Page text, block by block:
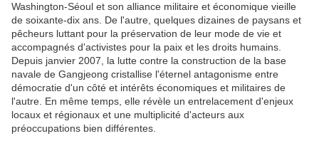
Washington-Séoul et son alliance militaire et économique vieille
de soixante-dix ans. De l'autre, quelques dizaines de paysans et
pêcheurs luttant pour la préservation de leur mode de vie et
accompagnés d'activistes pour la paix et les droits humains.
Depuis janvier 2007, la lutte contre la construction de la base
navale de Gangjeong cristallise l'éternel antagonisme entre
démocratie d'un côté et intérêts économiques et militaires de
l'autre. En même temps, elle révèle un entrelacement d'enjeux
locaux et régionaux et une multiplicité d'acteurs aux
préoccupations bien différentes.